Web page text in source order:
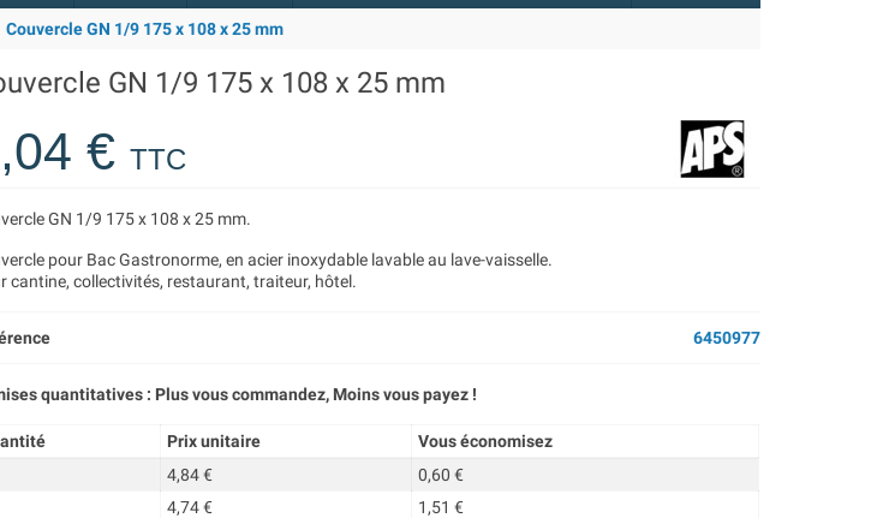
Couvercle GN 1/9 175 x 108 x 25 mm
GN 1/9 175 x 108 x 25 mm
€TTC
GN 1/9 175 x 108 x 25 mm.
pour Bac Gastronorme, en acier inoxydable lavable au lave-vaisselle.
cantine, collectivités, restaurant, traiteur, hôtel.
6450977
quantitatives : Plus vous commandez, Moins vous payez !
Prix unitaire
Vous économisez
4,84 €
0,60 €
4,74 €
1,51 €